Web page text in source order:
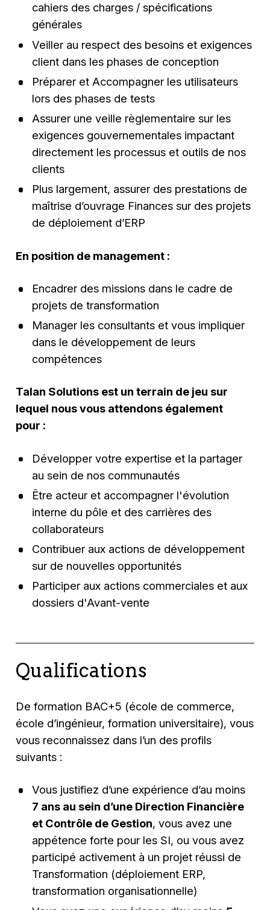
cahiers des charges / spécifications
générales
Veiller au respect des besoins et exigences
client dans les phases de conception
Préparer et Accompagner les utilisateurs
lors des phases de tests
Assurer une veille règlementaire sur les
exigences gouvernementales impactant
directement les processus et outils de nos
clients
Plus largement, assurer des prestations de
maîtrise d’ouvrage Finances sur des projets
de déploiement d’ERP
En position de management :
Encadrer des missions dans le cadre de
projets de transformation
Manager les consultants et vous impliquer
dans le développement de leurs
compétences
Talan Solutions est un terrain de jeu sur
lequel nous vous attendons également
pour :
Développer votre expertise et la partager
au sein de nos communautés
Être acteur et accompagner l'évolution
interne du pôle et des carrières des
collaborateurs
Contribuer aux actions de développement
sur de nouvelles opportunités
Participer aux actions commerciales et aux
dossiers d'Avant-vente
Qualifications
De formation BAC+5 (école de commerce,
école d’ingénieur, formation universitaire), vous
vous reconnaissez dans l’un des profils
suivants :
Vous justifiez d’une expérience d’au moins
7 ans au sein d’une Direction Financière
et Contrôle de Gestion, vous avez une
appétence forte pour les SI, ou vous avez
participé activement à un projet réussi de
Transformation (déploiement ERP,
transformation organisationnelle)